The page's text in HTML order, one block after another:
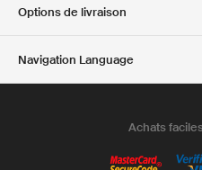
conditions de vente et de
Options de livraison
Navigation Language
Achats